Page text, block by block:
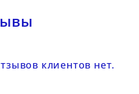
клиентов нет.